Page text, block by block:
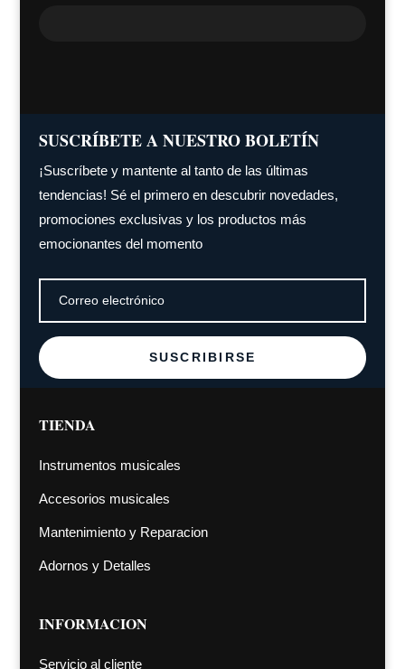
SUSCRÍBETE A NUESTRO BOLETÍN
¡Suscríbete y mantente al tanto de las últimas
tendencias! Sé el primero en descubrir novedades,
promociones exclusivas y los productos más
emocionantes del momento
SUSCRIBIRSE
TIENDA
Instrumentos musicales
Accesorios musicales
Mantenimiento y Reparacion
Adornos y Detalles
INFORMACION
Servicio al cliente